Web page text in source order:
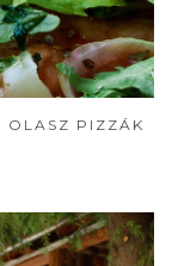
OLASZ PIZZÁK